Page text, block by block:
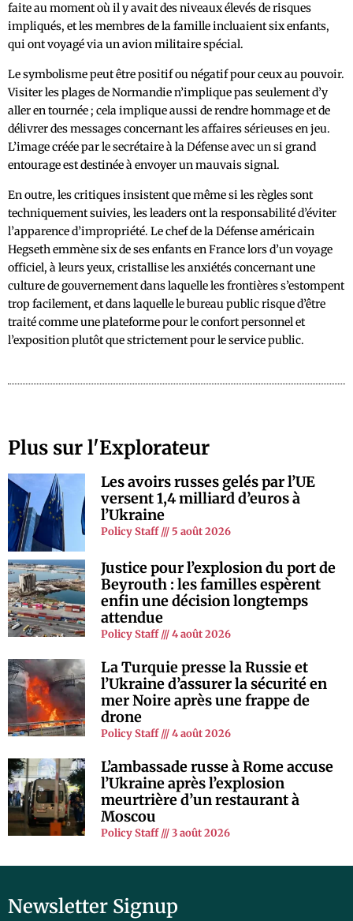
faite au moment où il y avait des niveaux élevés de risques
impliqués, et les membres de la famille incluaient six enfants,
qui ont voyagé via un avion militaire spécial.
Le symbolisme peut être positif ou négatif pour ceux au pouvoir.
Visiter les plages de Normandie n’implique pas seulement d’y
aller en tournée ; cela implique aussi de rendre hommage et de
délivrer des messages concernant les affaires sérieuses en jeu.
L’image créée par le secrétaire à la Défense avec un si grand
entourage est destinée à envoyer un mauvais signal.
En outre, les critiques insistent que même si les règles sont
techniquement suivies, les leaders ont la responsabilité d’éviter
l’apparence d’impropriété. Le chef de la Défense américain
Hegseth emmène six de ses enfants en France lors d’un voyage
officiel, à leurs yeux, cristallise les anxiétés concernant une
culture de gouvernement dans laquelle les frontières s’estompent
trop facilement, et dans laquelle le bureau public risque d’être
traité comme une plateforme pour le confort personnel et
l’exposition plutôt que strictement pour le service public.
Plus sur l'Explorateur
Les avoirs russes gelés par l’UE
versent 1,4 milliard d’euros à
l’Ukraine
Policy Staff 5 août 2026
Justice pour l’explosion du port de
Beyrouth : les familles espèrent
enfin une décision longtemps
attendue
Policy Staff 4 août 2026
La Turquie presse la Russie et
l’Ukraine d’assurer la sécurité en
mer Noire après une frappe de
drone
Policy Staff 4 août 2026
L’ambassade russe à Rome accuse
l’Ukraine après l’explosion
meurtrière d’un restaurant à
Moscou
Policy Staff 3 août 2026
Newsletter Signup